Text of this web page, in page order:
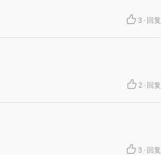
3 · 回复
2 · 回复
3 · 回复